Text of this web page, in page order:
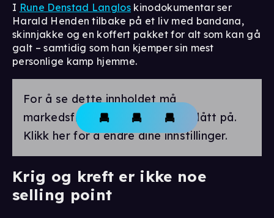
I Rune Denstad Langlos kinodokumentar ser
Harald Henden tilbake på et liv med bandana,
skinnjakke og en koffert pakket for alt som kan gå
galt – samtidig som han kjemper sin mest
personlige kamp hjemme.
For å se dette innholdet må
markedsførings-cookies være slått på.
Klikk her for å endre dine innstillinger.
Krig og kreft er ikke noe
selling point